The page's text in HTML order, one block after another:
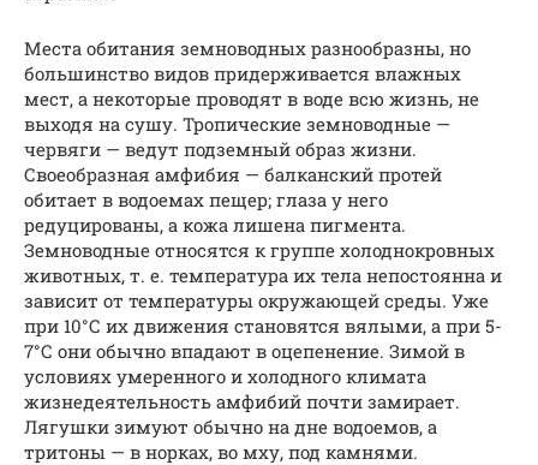
Места обитания земноводных разнообразны, но
большинство видов придерживается влажных
мест, а некоторые проводят в воде всю жизнь, не
выходя на сушу. Тропические земноводные —
червяги — ведут подземный образ жизни.
Своеобразная амфибия — балканский протей
обитает в водоемах пещер; глаза у него
редуцированы, а кожа лишена пигмента.
Земноводные относятся к группе холоднокровных
животных, т. е. температура их тела непостоянна и
зависит от температуры окружающей среды. Уже
при 10°С их движения становятся вялыми, а при 5-
7°С они обычно впадают в оцепенение. Зимой в
условиях умеренного и холодного климата
жизнедеятельность амфибий почти замирает.
Лягушки зимуют обычно на дне водоемов, а
тритоны — в норках, во мху, под камнями.